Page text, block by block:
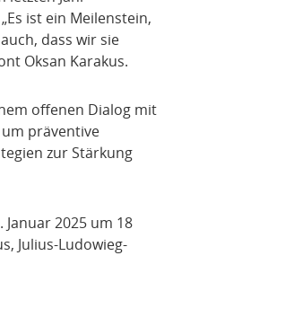
ist ein Meilenstein,
dass wir sie
Oksan Karakus.
offenen Dialog mit
präventive
zur Stärkung
2025 um 18
Julius-Ludowieg-